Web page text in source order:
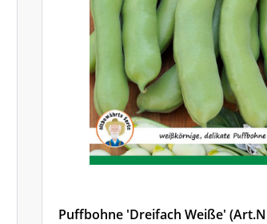
Puffbohne 'Dreifach Weiße'